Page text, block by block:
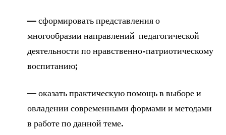
— сформировать представления о
многообразии направлений педагогической
деятельности по нравственно-патриотическому
воспитанию;
— оказать практическую помощь в выборе и
овладении современными формами и методами
в работе по данной теме.